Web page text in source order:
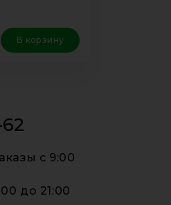
В корзину
c 9:00
до 21:00